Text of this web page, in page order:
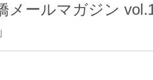
メールマガジン